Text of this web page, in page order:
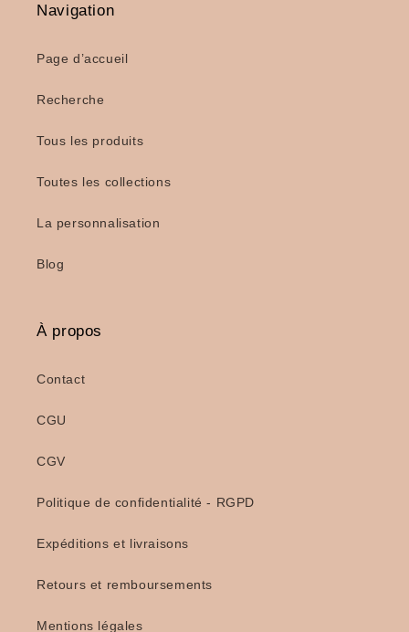
Navigation
Page d’accueil
Recherche
Tous les produits
Toutes les collections
La personnalisation
Blog
À propos
Contact
CGU
CGV
Politique de confidentialité - RGPD
Expéditions et livraisons
Retours et remboursements
Mentions légales